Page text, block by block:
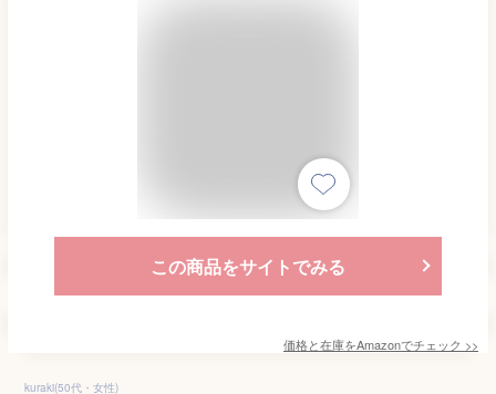
この商品をサイトでみる
価格と在庫をAmazonでチェック >>
kuraki(50代・女性)